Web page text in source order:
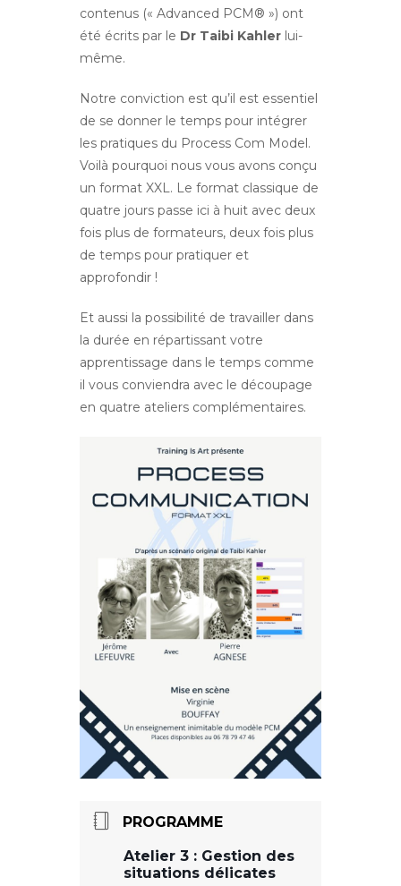
contenus (« Advanced PCM® ») ont
été écrits par le Dr Taibi Kahler lui-
même.
Notre conviction est qu’il est essentiel
de se donner le temps pour intégrer
les pratiques du Process Com Model.
Voilà pourquoi nous vous avons conçu
un format XXL. Le format classique de
quatre jours passe ici à huit avec deux
fois plus de formateurs, deux fois plus
de temps pour pratiquer et
approfondir !
Et aussi la possibilité de travailler dans
la durée en répartissant votre
apprentissage dans le temps comme
il vous conviendra avec le découpage
en quatre ateliers complémentaires.
PROGRAMME
Atelier 3 : Gestion des
situations délicates